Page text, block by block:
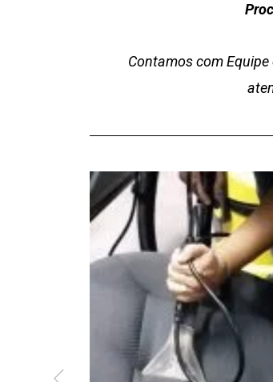
Contamos com